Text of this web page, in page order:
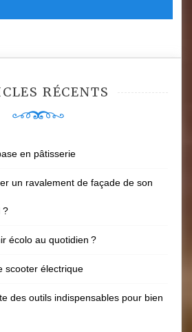
RÉCENTS
en pâtisserie
un ravalement de façade de son
?
écolo au quotidien ?
scooter électrique
des outils indispensables pour bien